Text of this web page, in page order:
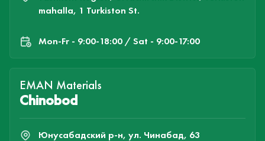
mahalla, 1 Turkiston St.
Mon-Fr - 9:00-18:00 / Sat - 9:00-17:00
EMAN Materials
Chinobod
Юнусабадский р-н, ул. Чинабад, 63